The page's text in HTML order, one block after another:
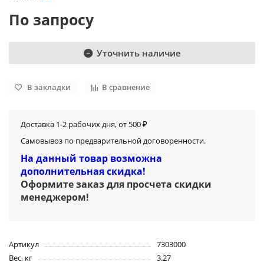
По запросу
Уточнить наличие
В закладки В сравнение
Доставка 1-2 рабочих дня, от 500 ₽
Самовывоз по предварительной договоренности.
На данный товар возможна
дополнительная скидка!
Оформите заказ для просчета скидки
менеджером!
Артикул
7303000
Вес, кг
3.27